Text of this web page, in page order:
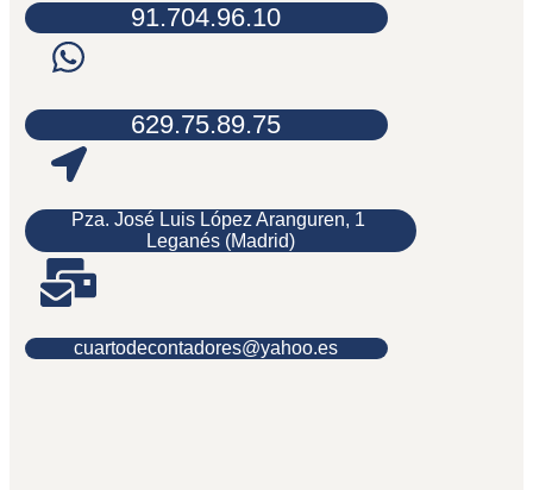
91.704.96.10
629.75.89.75
Pza. José Luis López Aranguren, 1
Leganés (Madrid)
cuartodecontadores@yahoo.es